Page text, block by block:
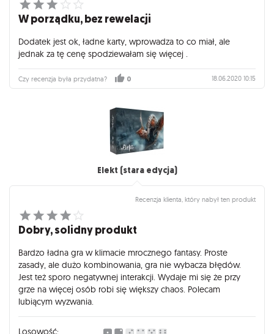
W porządku, bez rewelacji
Dodatek jest ok, ładne karty, wprowadza to co miał, ale
jednak za tę cenę spodziewałam się więcej .
Czy recenzja była przydatna? 0 18.06.2020 10:15
Elekt (stara edycja)
Recenzja klienta, który nabył ten produkt
Dobry, solidny produkt
Bardzo ładna gra w klimacie mrocznego fantasy. Proste
zasady, ale dużo kombinowania, gra nie wybacza błędów.
Jest też sporo negatywnej interakcji. Wydaje mi się że przy
grze na więcej osób robi się większy chaos. Polecam
lubiącym wyzwania.